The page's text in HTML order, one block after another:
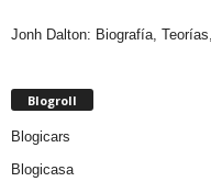
Jonh Dalton: Biografía,
Blogroll
Blogicars
Blogicasa